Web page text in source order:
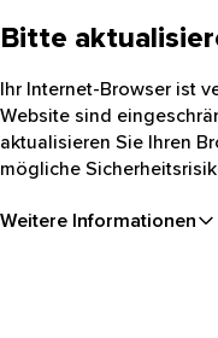
Bitte
Ihr Internet-Browser ist
Website sind
aktualisieren Sie Ihren
mögliche
Weitere Informationen